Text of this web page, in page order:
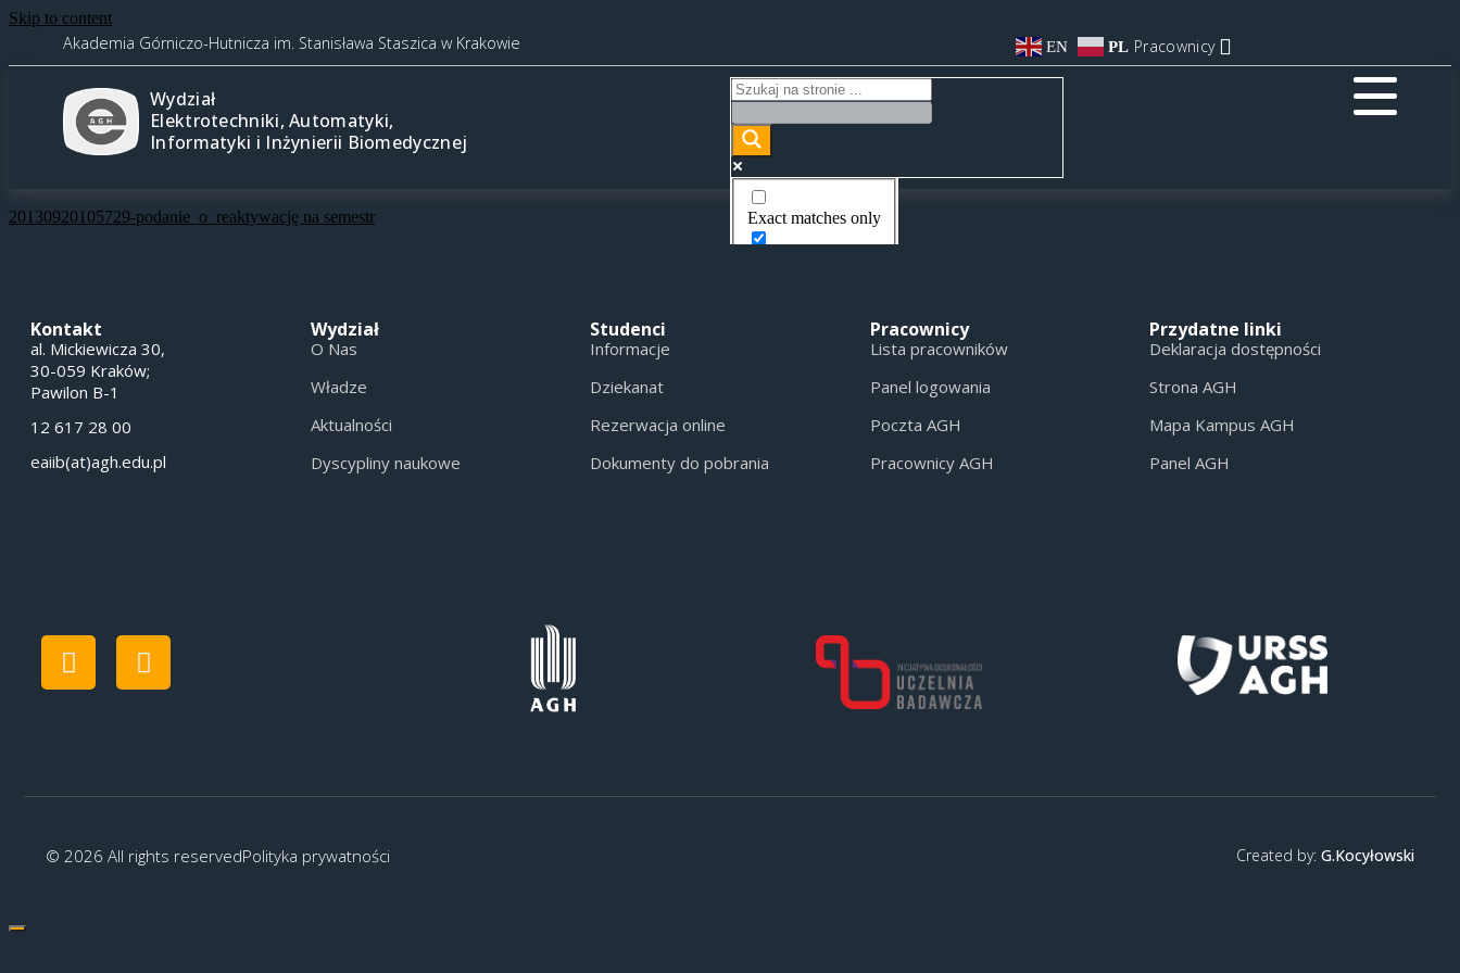
Skip to content
Akademia Górniczo-Hutnicza im. Stanisława Staszica w Krakowie EN PL Pracownicy
Wydział
Elektrotechniki, Automatyki,
Informatyki i Inżynierii Biomedycznej
Exact matches only
20130920105729-podanie_o_reaktywację na semestr
Kontakt
al. Mickiewicza 30,
30-059 Kraków;
Pawilon B-1
12 617 28 00
eaiib(at)agh.edu.pl
Wydział
O Nas
Władze
Aktualności
Dyscypliny naukowe
Studenci
Informacje
Dziekanat
Rezerwacja online
Dokumenty do pobrania
Pracownicy
Lista pracowników
Panel logowania
Poczta AGH
Pracownicy AGH
Przydatne linki
Deklaracja dostępności
Strona AGH
Mapa Kampus AGH
Panel AGH
© 2026 All rights reservedPolityka prywatności Created by: G.Kocyłowski